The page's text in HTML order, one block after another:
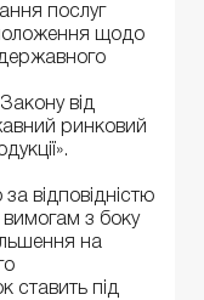
послуг
щодо
від
ринковий
відповідністю
з боку
на
ставить під